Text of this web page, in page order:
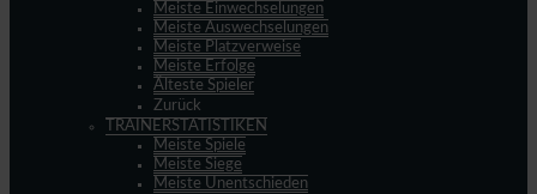
Meiste Einwechselungen
Meiste Auswechselungen
Meiste Platzverweise
Meiste Erfolge
Älteste Spieler
Zurück
TRAINERSTATISTIKEN
Meiste Spiele
Meiste Siege
Meiste Unentschieden